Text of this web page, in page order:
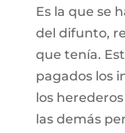
Es la que se
del difunto,
que tenía.
pagados los
los
las demás